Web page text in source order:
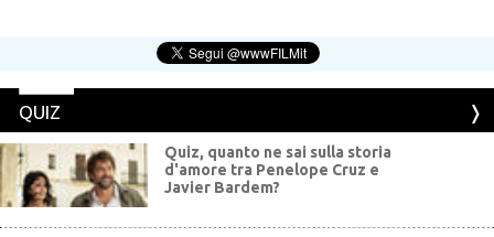
QUIZ
Quiz, quanto ne sai sulla storia
d'amore tra Penelope Cruz e
Javier Bardem?